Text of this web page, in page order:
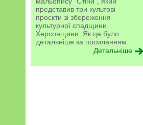
представив три культові
проєкти зі збереження
культурної спадщини
Херсонщини. Як це було:
детальніше за посиланням.
Детальніше